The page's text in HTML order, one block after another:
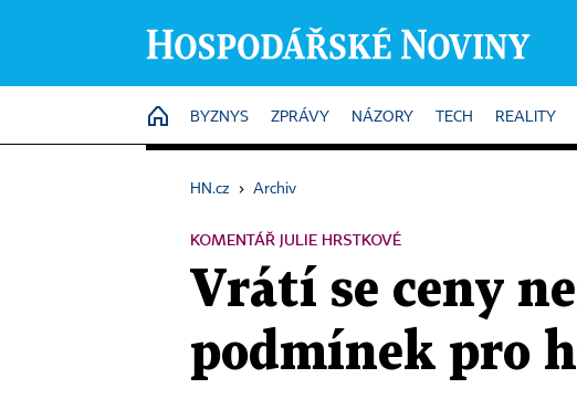
HOME
BYZNYS ZPRÁVY NÁZORY TECH REALITY
HN.cz › Archiv
KOMENTÁŘ JULIE HRSTKOVÉ
Vrátí se ceny
podmínek pro